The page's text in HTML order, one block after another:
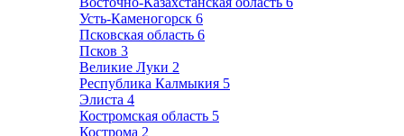
Усть-Каменогорск 6
Псковская область 6
Псков 3
Великие Луки 2
Республика Калмыкия 5
Элиста 4
Костромская область 5
Кострома 2